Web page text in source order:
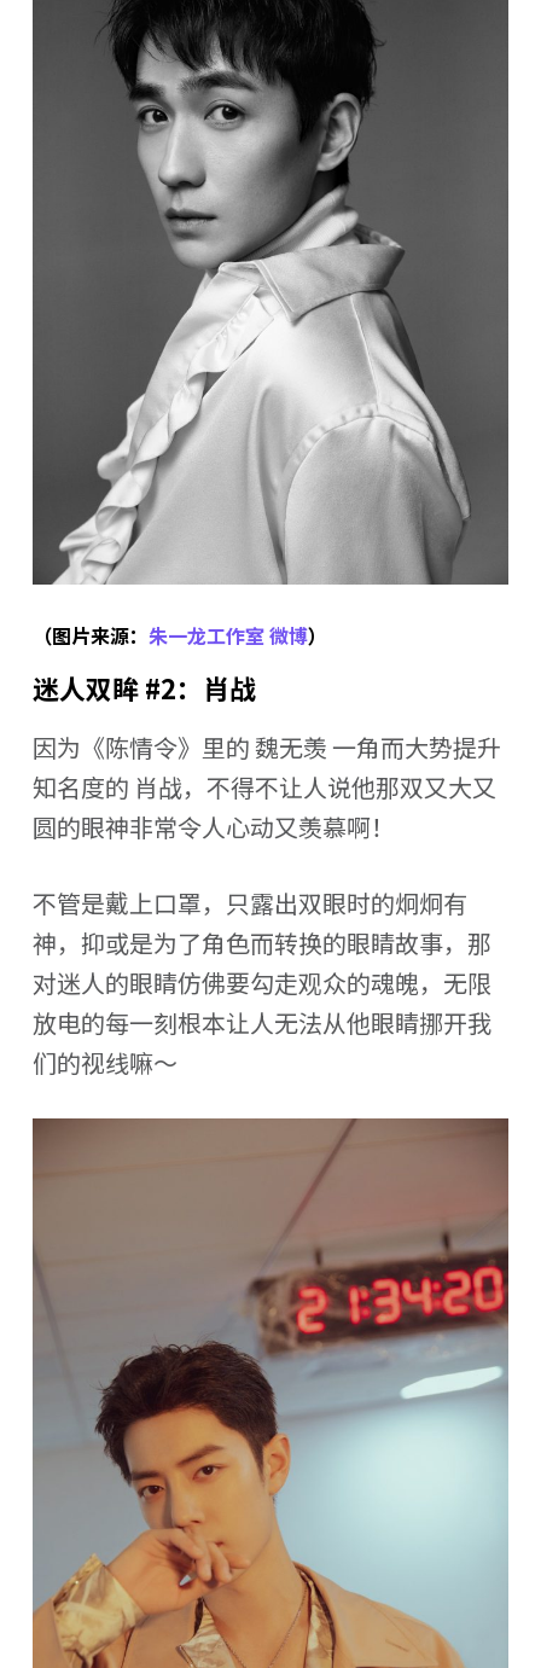
（图片来源： 朱一龙工作室 微博）
迷人双眸 #2：肖战
因为《陈情令》里的 魏无羡 一角而大势提升
知名度的 肖战，不得不让人说他那双又大又
圆的眼神非常令人心动又羡慕啊！
不管是戴上口罩，只露出双眼时的炯炯有
神，抑或是为了角色而转换的眼睛故事，那
对迷人的眼睛仿佛要勾走观众的魂魄，无限
放电的每一刻根本让人无法从他眼睛挪开我
们的视线嘛～